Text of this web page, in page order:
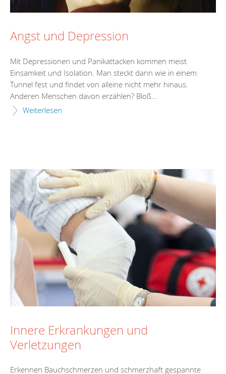
Angst und Depression
Mit Depressionen und Panikattacken kommen meist
Einsamkeit und Isolation. Man steckt dann wie in einem
Tunnel fest und findet von alleine nicht mehr hinaus.
Anderen Menschen davon erzählen? Bloß...
Weiterlesen
Innere Erkrankungen und
Verletzungen
Erkennen Bauchschmerzen und schmerzhaft gespannte